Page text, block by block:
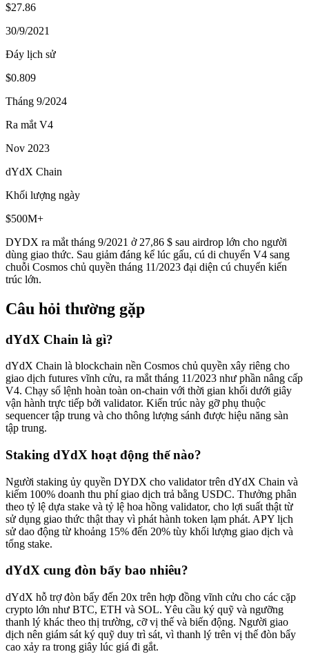
$27.86
30/9/2021
Đáy lịch sử
$0.809
Tháng 9/2024
Ra mắt V4
Nov 2023
dYdX Chain
Khối lượng ngày
$500M+
DYDX ra mắt tháng 9/2021 ở 27,86 $ sau airdrop lớn cho người
dùng giao thức. Sau giảm đáng kể lúc gấu, cú di chuyển V4 sang
chuỗi Cosmos chủ quyền tháng 11/2023 đại diện cú chuyển kiến
trúc lớn.
Câu hỏi thường gặp
dYdX Chain là gì?
dYdX Chain là blockchain nền Cosmos chủ quyền xây riêng cho
giao dịch futures vĩnh cửu, ra mắt tháng 11/2023 như phần nâng cấp
V4. Chạy sổ lệnh hoàn toàn on-chain với thời gian khối dưới giây
vận hành trực tiếp bởi validator. Kiến trúc này gỡ phụ thuộc
sequencer tập trung và cho thông lượng sánh được hiệu năng sàn
tập trung.
Staking dYdX hoạt động thế nào?
Người staking ủy quyền DYDX cho validator trên dYdX Chain và
kiếm 100% doanh thu phí giao dịch trả bằng USDC. Thưởng phân
theo tỷ lệ dựa stake và tỷ lệ hoa hồng validator, cho lợi suất thật từ
sử dụng giao thức thật thay vì phát hành token lạm phát. APY lịch
sử dao động từ khoảng 15% đến 20% tùy khối lượng giao dịch và
tổng stake.
dYdX cung đòn bẩy bao nhiêu?
dYdX hỗ trợ đòn bẩy đến 20x trên hợp đồng vĩnh cửu cho các cặp
crypto lớn như BTC, ETH và SOL. Yêu cầu ký quỹ và ngưỡng
thanh lý khác theo thị trường, cỡ vị thế và biến động. Người giao
dịch nên giám sát ký quỹ duy trì sát, vì thanh lý trên vị thế đòn bẩy
cao xảy ra trong giây lúc giá đi gắt.